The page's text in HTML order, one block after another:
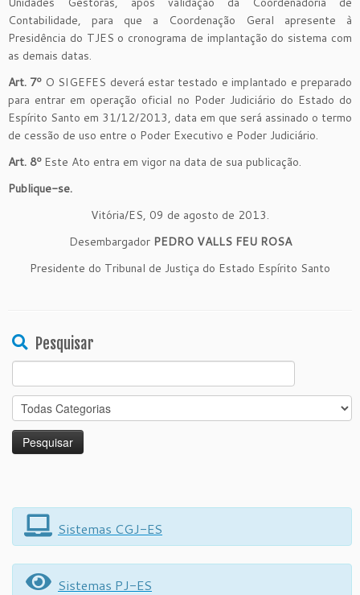
Contabilidade, para que a Coordenação Geral apresente à
Presidência do TJES o cronograma de implantação do sistema com
as demais datas.
Art. 7ºO SIGEFES deverá estar testado e implantado e preparado
para entrar em operação oficial no Poder Judiciário do Estado do
Espírito Santo em 31/12/2013, data em que será assinado o termo
de cessão de uso entre o Poder Executivo e Poder Judiciário.
Art. 8ºEste Ato entra em vigor na data de sua publicação.
Publique-se.
Vitória/ES, 09 de agosto de 2013.
Desembargador PEDRO VALLS FEU ROSA
Presidente do Tribunal de Justiça do Estado Espírito Santo
Pesquisar
Search
for:
Sistemas CGJ-ES
Sistemas PJ-ES